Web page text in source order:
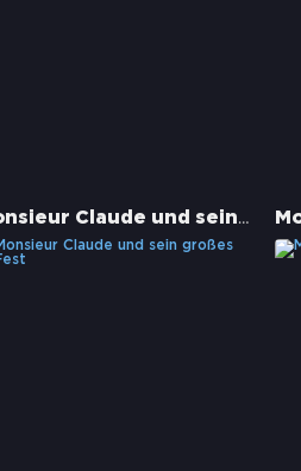
Monsieur Claude und sein großes Fest